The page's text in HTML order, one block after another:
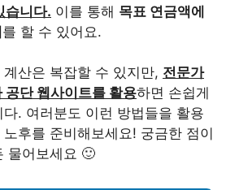
습니다. 이를 통해 목표 연금액에
를 할 수 있어요.
산은 복잡할 수 있지만, 전문가
공단 웹사이트를 활용하면 손쉽게
. 여러분도 이런 방법들을 활용
후를 준비해보세요! 궁금한 점이
물어보세요 🙂